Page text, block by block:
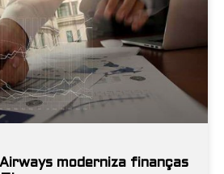
moderniza finanças